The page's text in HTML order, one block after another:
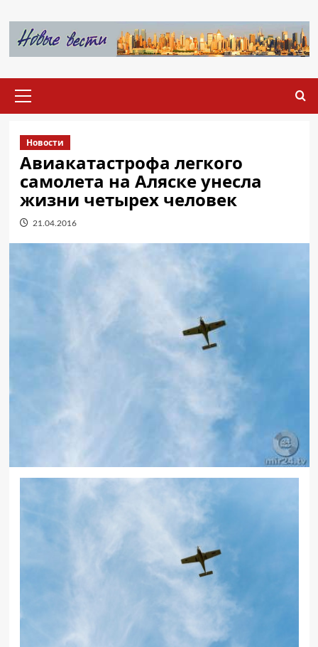
содержимому
меню
Новости
Авиакатастрофа легкого
самолета на Аляске унесла
жизни четырех человек
21.04.2016